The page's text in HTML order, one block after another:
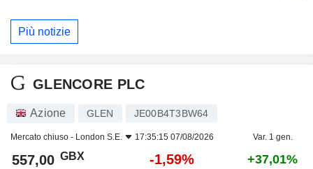
Più notizie
GLENCORE PLC
Azione GLEN JE00B4T3BW64
Mercato chiuso - London S.E. 17:35:15 07/08/2026 Var. 1 gen.
557,00 GBX -1,59% +37,01%